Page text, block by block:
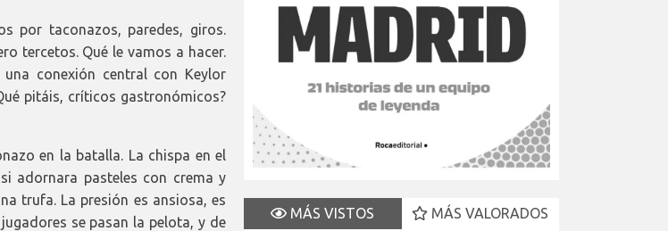
por taconazos, paredes, giros.
tercetos. Qué le vamos a hacer.
conexión central con Keylor
pitáis, críticos gastronómicos?
en la batalla. La chispa en el
adornara pasteles con crema y
trufa. La presión es ansiosa, es
se pasan la pelota, y de
MÁS VISTOS
MÁS VALORADOS